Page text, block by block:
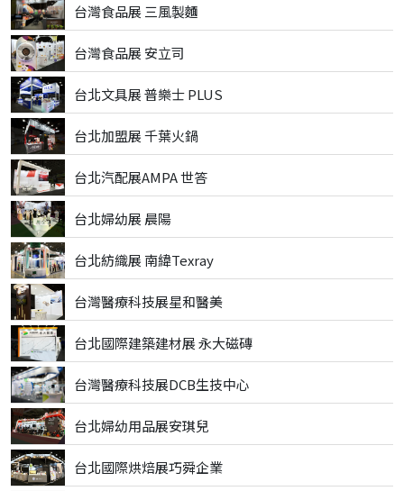
台灣食品展 三風製麵
台灣食品展 安立司
台北文具展 普樂士 PLUS
台北加盟展 千葉火鍋
台北汽配展AMPA 世答
台北婦幼展 晨陽
台北紡織展 南緯Texray
台灣醫療科技展星和醫美
台北國際建築建材展 永大磁磚
台灣醫療科技展DCB生技中心
台北婦幼用品展安琪兒
台北國際烘焙展巧舜企業